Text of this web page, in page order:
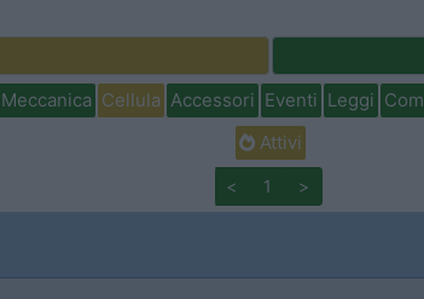
Meccanica Cellula Accessori Eventi Leggi
Attivi
< 1 >